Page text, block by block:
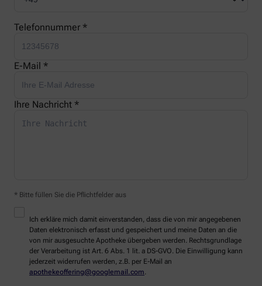
Telefonnummer *
E-Mail *
Ihre Nachricht *
* Bitte füllen Sie die Pflichtfelder aus
Ich erkläre mich damit einverstanden, dass die von mir angegebenen
Daten elektronisch erfasst und gespeichert und meine Daten an die
von mir ausgesuchte Apotheke übergeben werden. Rechtsgrundlage
der Verarbeitung ist Art. 6 Abs. 1 lit. a DS-GVO. Die Einwilligung kann
jederzeit widerrufen werden, z.B. per E-Mail an
apothekeoffering@googlemail.com.